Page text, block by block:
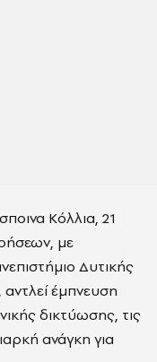
Κόλλια, 21
με
Δυτικής
έμπνευση
δικτύωσης, τις
ανάγκη για